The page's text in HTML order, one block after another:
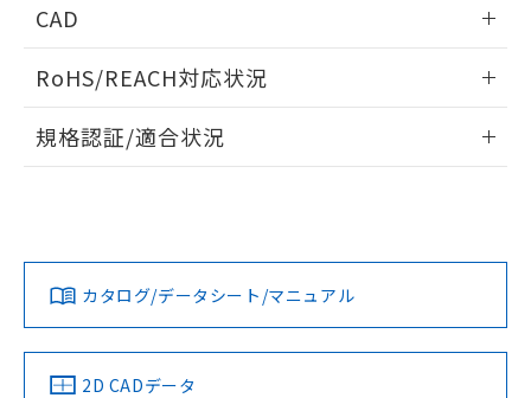
開閉容量
CAD
ドすることができます。
ログイン/会員登録
ダウンロードデータをご利用いただく前に、以下を必ずお読
みください。
ソフトウェアの使用条件
RoHS/REACH対応状況
EU RoHS 注意事項・凡例
対応済み
中国 RoHS 注意事項・凡例
規格認証/適合状況
LR型式承認
（イギリス
船舶規格）
DNV型式承認
（ノルウェー
BV型式承認
（フランス
KR型式
（韓国
カタログ/データシート/マニュアル
2D CADデータ
り、2022年1月12日より割愛しておりま
す。